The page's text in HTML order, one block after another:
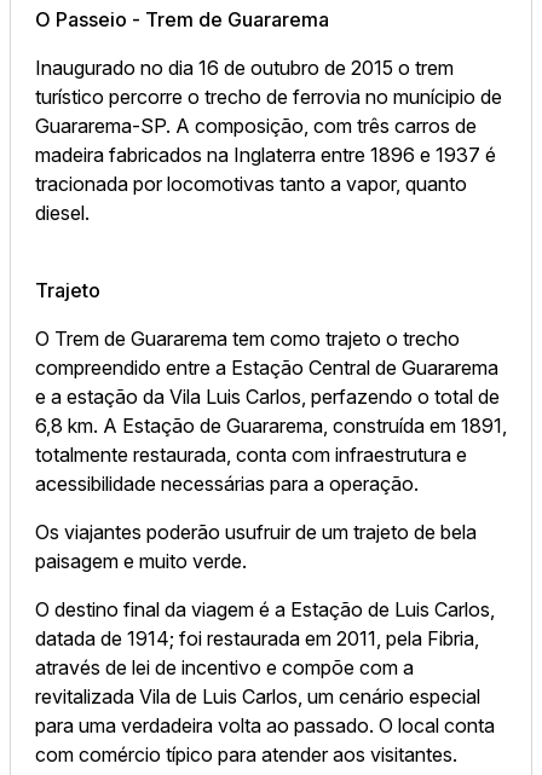
O Passeio - Trem de Guararema
Inaugurado no dia 16 de outubro de 2015 o trem
turístico percorre o trecho de ferrovia no munícipio de
Guararema-SP. A composição, com três carros de
madeira fabricados na Inglaterra entre 1896 e 1937 é
tracionada por locomotivas tanto a vapor, quanto
diesel.
Trajeto
O Trem de Guararema tem como trajeto o trecho
compreendido entre a Estação Central de Guararema
e a estação da Vila Luis Carlos, perfazendo o total de
6,8 km. A Estação de Guararema, construída em 1891,
totalmente restaurada, conta com infraestrutura e
acessibilidade necessárias para a operação.
Os viajantes poderão usufruir de um trajeto de bela
paisagem e muito verde.
O destino final da viagem é a Estação de Luis Carlos,
datada de 1914; foi restaurada em 2011, pela Fibria,
através de lei de incentivo e compõe com a
revitalizada Vila de Luis Carlos, um cenário especial
para uma verdadeira volta ao passado. O local conta
com comércio típico para atender aos visitantes.